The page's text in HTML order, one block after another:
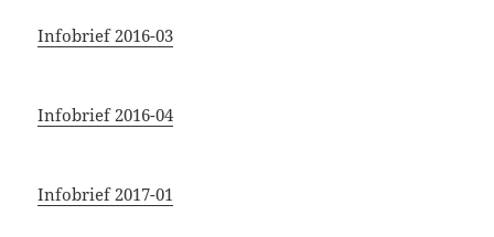
Infobrief 2016-03
Infobrief 2016-04
Infobrief 2017-01